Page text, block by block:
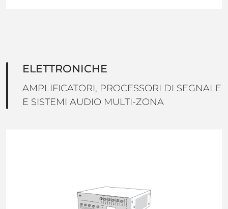
ELETTRONICHE
AMPLIFICATORI, PROCESSORI DI SEGNALE
E SISTEMI AUDIO MULTI-ZONA